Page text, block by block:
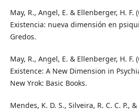
May, R., Angel, E. & Ellenberger, H. F.
Existencia: nueva dimensión en
Gredos.
May, R., Angel, E. & Ellenberger, H. F.
Existence: A New Dimension in
New Yrok: Basic Books.
Mendes, K. D. S., Silveira, R. C. C. P.,